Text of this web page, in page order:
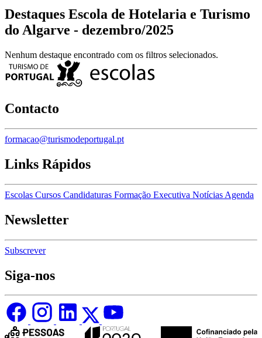
Destaques Escola de Hotelaria e Turismo
do Algarve - dezembro/2025
Nenhum destaque encontrado com os filtros selecionados.
Contacto
formacao@turismodeportugal.pt
Links Rápidos
Escolas Cursos Candidaturas Formação Executiva Notícias Agenda
Newsletter
Subscrever
Siga-nos